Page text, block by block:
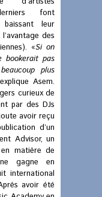
font
leur
des
«Si on
bookerait pas
plus
explique Asem.
curieux de
par des DJs
avoir reçu
d’un
Advisor, un
matière de
gagne en
international
avoir été